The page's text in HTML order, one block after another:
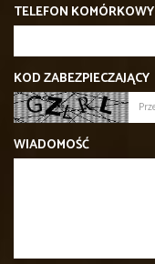
TELEFON KOMÓRKOWY
KOD ZABEZPIECZAJĄCY
WIADOMOŚĆ